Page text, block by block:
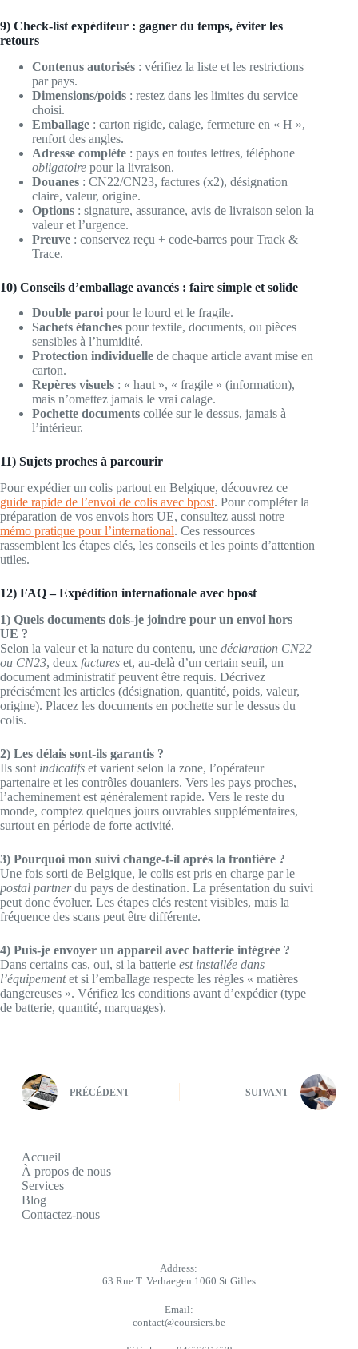
9) Check-list expéditeur : gagner du temps, éviter les
retours
Contenus autorisés : vérifiez la liste et les restrictions
par pays.
Dimensions/poids : restez dans les limites du service
choisi.
Emballage : carton rigide, calage, fermeture en « H »,
renfort des angles.
Adresse complète : pays en toutes lettres, téléphone
obligatoire pour la livraison.
Douanes : CN22/CN23, factures (x2), désignation
claire, valeur, origine.
Options : signature, assurance, avis de livraison selon la
valeur et l’urgence.
Preuve : conservez reçu + code-barres pour Track &
Trace.
10) Conseils d’emballage avancés : faire simple et solide
Double paroi pour le lourd et le fragile.
Sachets étanches pour textile, documents, ou pièces
sensibles à l’humidité.
Protection individuelle de chaque article avant mise en
carton.
Repères visuels : « haut », « fragile » (information),
mais n’omettez jamais le vrai calage.
Pochette documents collée sur le dessus, jamais à
l’intérieur.
11) Sujets proches à parcourir
Pour expédier un colis partout en Belgique, découvrez ce
guide rapide de l’envoi de colis avec bpost. Pour compléter la
préparation de vos envois hors UE, consultez aussi notre
mémo pratique pour l’international. Ces ressources
rassemblent les étapes clés, les conseils et les points d’attention
utiles.
12) FAQ – Expédition internationale avec bpost
1) Quels documents dois-je joindre pour un envoi hors
UE ?
Selon la valeur et la nature du contenu, une déclaration CN22
ou CN23, deux factures et, au-delà d’un certain seuil, un
document administratif peuvent être requis. Décrivez
précisément les articles (désignation, quantité, poids, valeur,
origine). Placez les documents en pochette sur le dessus du
colis.
2) Les délais sont-ils garantis ?
Ils sont indicatifs et varient selon la zone, l’opérateur
partenaire et les contrôles douaniers. Vers les pays proches,
l’acheminement est généralement rapide. Vers le reste du
monde, comptez quelques jours ouvrables supplémentaires,
surtout en période de forte activité.
3) Pourquoi mon suivi change-t-il après la frontière ?
Une fois sorti de Belgique, le colis est pris en charge par le
postal partnerdu pays de destination. La présentation du suivi
peut donc évoluer. Les étapes clés restent visibles, mais la
fréquence des scans peut être différente.
4) Puis-je envoyer un appareil avec batterie intégrée ?
Dans certains cas, oui, si la batterie est installée dans
l’équipementet si l’emballage respecte les règles « matières
dangereuses ». Vérifiez les conditions avant d’expédier (type
de batterie, quantité, marquages).
PRÉCÉDENT SUIVANT
Accueil
À propos de nous
Services
Blog
Contactez-nous
Address:
63 Rue T. Verhaegen 1060 St Gilles
Email:
contact@coursiers.be